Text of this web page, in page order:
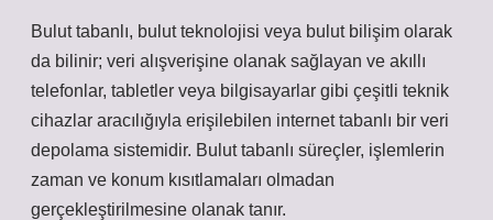
Bulut tabanlı, bulut teknolojisi veya bulut bilişim olarak
da bilinir; veri alışverişine olanak sağlayan ve akıllı
telefonlar, tabletler veya bilgisayarlar gibi çeşitli teknik
cihazlar aracılığıyla erişilebilen internet tabanlı bir veri
depolama sistemidir. Bulut tabanlı süreçler, işlemlerin
zaman ve konum kısıtlamaları olmadan
gerçekleştirilmesine olanak tanır.